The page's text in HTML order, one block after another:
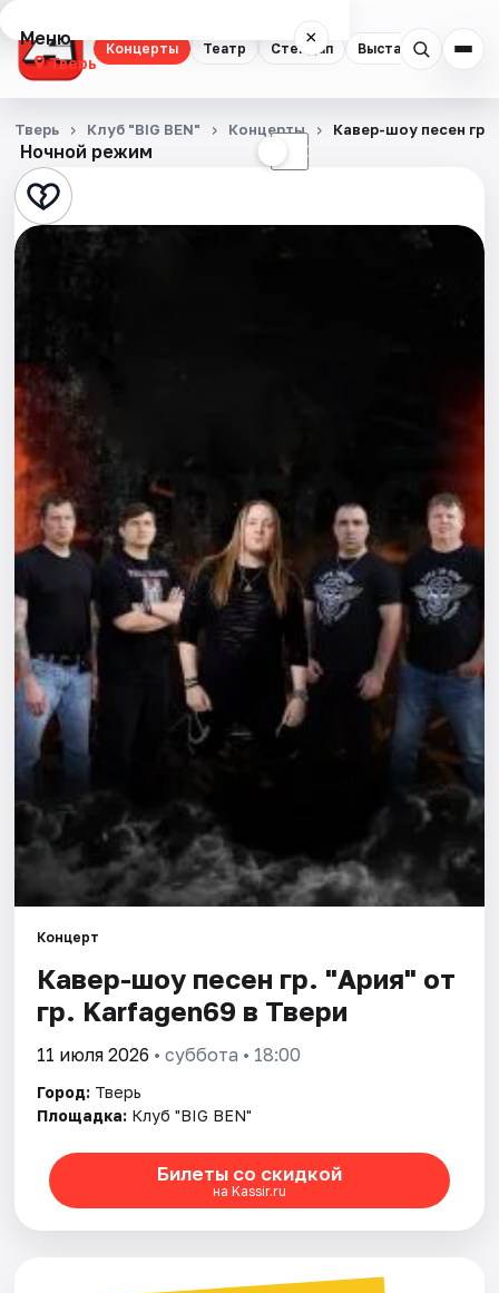
Концерты Театр Стендап Выставки
Меню ×
Тверь
Концерты
Театр
Стендап
Экскурсии
Спорт
События
Города
Площадки
Артисты
Рейтинги
Ночной режим ☾
Тверь Клуб "BIG BEN" Концерты Кавер-шоу песен гр.
Концерт
Кавер-шоу песен гр. "Ария" от
гр. Karfagen69 в Твери
11 июля 2026 • суббота • 18:00
Город: Тверь
Площадка: Клуб "BIG BEN"
Билеты со скидкой
на Kassir.ru